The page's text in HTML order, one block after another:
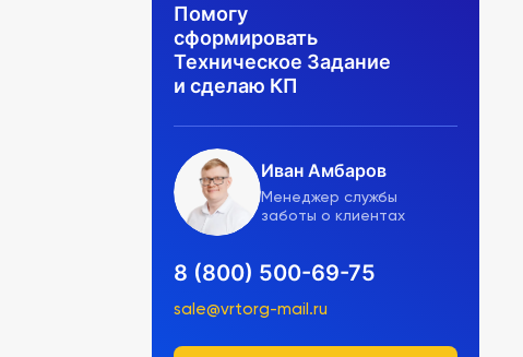
Помогу
сформировать
Техническое Задание
и сделаю КП
Иван Амбаров
Менеджер службы
заботы о клиентах
8 (800) 500-69-75
sale@vrtorg-mail.ru